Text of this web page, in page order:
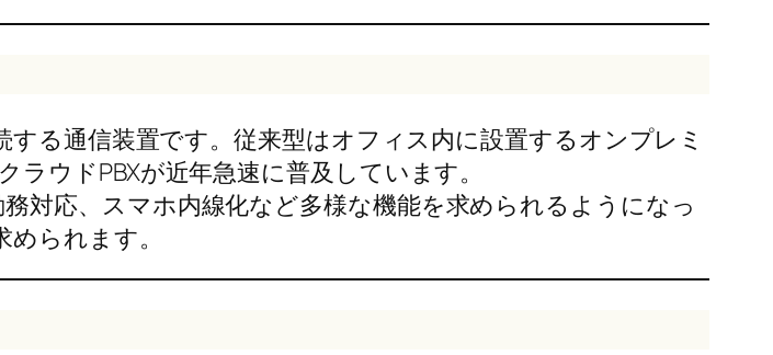
る通信装置です。従来型はオフィス内に設置するオンプレミ
ウドPBXが近年急速に普及しています。
対応、スマホ内線化など多様な機能を求められるようになっ
られます。